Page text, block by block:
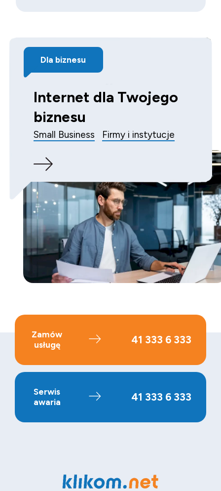
Dla biznesu
Internet dla Twojego
biznesu
Small Business Firmy i instytucje
Zamów
usługę
41 333 6 333
Serwis
awaria
41 333 6 333